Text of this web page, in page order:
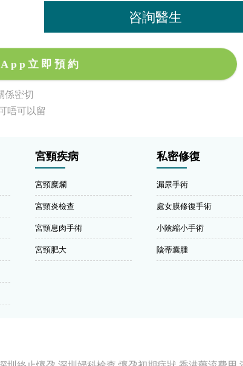
咨詢醫生
立即預約
係密切
唔可以留
宮頸疾病
宮頸糜爛
宮頸炎檢查
宮頸息肉手術
宮頸肥大
私密修復
漏尿手術
處女膜修復手術
小陰縮小手術
陰蒂囊腫